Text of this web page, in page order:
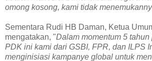
omong kosong, kami tidak
Sementara Rudi HB Daman, Ketua
mengatakan, "Dalam momentum 5
PDK ini kami dari GSBI, FPR, dan ILPS
menginisiasi kampanye global untuk